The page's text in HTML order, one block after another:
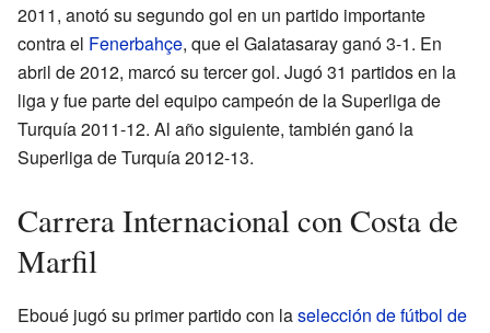
2011, anotó su segundo gol en un partido importante
contra el Fenerbahçe, que el Galatasaray ganó 3-1. En
abril de 2012, marcó su tercer gol. Jugó 31 partidos en la
liga y fue parte del equipo campeón de la Superliga de
Turquía 2011-12. Al año siguiente, también ganó la
Superliga de Turquía 2012-13.
Carrera Internacional con Costa de
Marfil
Eboué jugó su primer partido con laselección de fútbol de